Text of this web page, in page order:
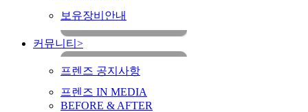
보유장비안내
커뮤니티 >
프렌즈 공지사항
프렌즈 IN MEDIA
BEFORE & AFTER